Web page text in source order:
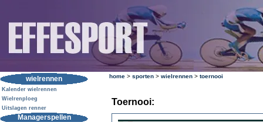
wielrennen
Kalender wielrennen
Wielrenploeg
Uitslagen renner
Managerspellen
home > sporten > wielrennen > toernooi
Toernooi: